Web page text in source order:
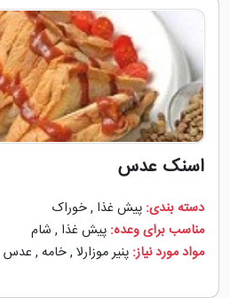
اسنک عدس
دسته بندی: پیش غذا ,خوراک
مناسب برای وعده: پیش غذا , شام
مواد مورد نیاز: پنیر موزارلا ,خامه , عدس